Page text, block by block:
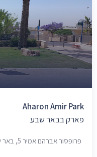
Aharon Amir Park
פארק בבאר שבע
פרופסור אברהם אמיר 5, באר שבע